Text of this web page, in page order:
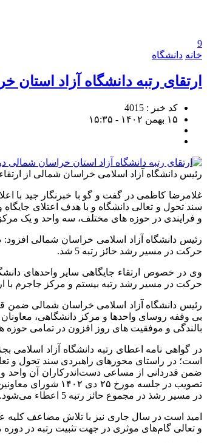
9
خانه دانشگاه
ارتقای رتبه دانشگاه آزاد
کد خبر : 4015
۱۵ بهمن ۱۴۰۲ - ۱۵:۳۵
رئیس دانشگاه آزاد اسلامی خراسان شمالی از
غلامرضا کاظمی در گفت و گو با خبرنگار جید با
و فرایندی در حوزه های مختلف، سه واحد و یک
رئیس دانشگاه آزاد اسلامی خراسان شمالی افزود:
حرکت در مسیر رشد حائز رتبه 5 شد.
حرکت در مسیر رشد رتبه بیستم و مرکز جاجرم با
رئیس دانشگاه آزاد اسلامی خراسان شمالی ضمن
بی وقفه روسای واحدها و مرکز دانشگاهی،
بالندگی و موفقیت های روز افزون در تمامی حوزه
در گواهی نامه اعطای رتبه دانشگاه آزاد اسلامی
ضمن قدردانی از مساعی دست‌اندرکاران آن واحد و
در مسیر رشذ در مجموع حائز رتبه 5 اعطاء می‌شود.
امید است در سال جاری نیز با تلاش مضاعف کلیه
و تعالی گام‌های موثری در جهت تثبیت رتبه در